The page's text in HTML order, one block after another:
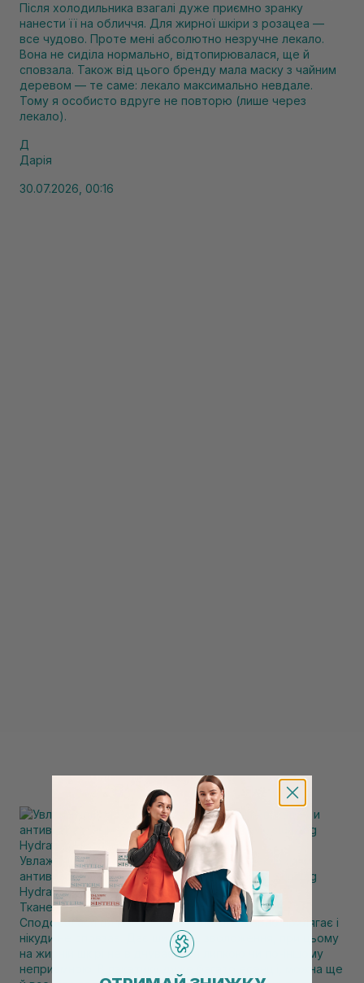
Після холодильника взагалі дуже приємно зранку
нанести її на обличчя. Для жирної шкіри з розацеа —
все чудово. Проте мені абсолютно незручне лекало.
Вона не сиділа нормально, відтопирювалася, ще й
сповзала. Також від цього бренду мала маску з чайним
деревом — те саме: лекало максимально невдале.
Тому я особисто вдруге не повторю (лише через
лекало).
Д
Дарія
30.07.2026, 00:16
Увлажняющая тканевая маска с успокаивающим и
антивозрастным действием USOLAB Bio Moisturizing
Hydrating Hyaluron Mask 1 шт
Тканевые маски
Сподобалася ця маска. Зручне лекало, гарно прилягає і
нікуди не сповзає. Дає шикарне зволоження, при цьому
на жирній шкірі не відчувається липкою чи по-іншому
неприємною. В пакетику дуже багато есенціі, можна ще